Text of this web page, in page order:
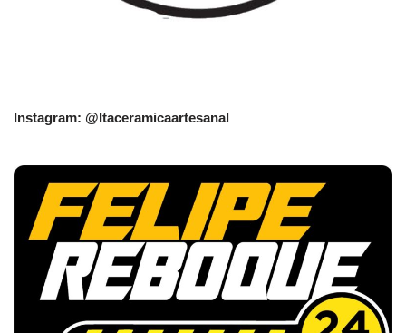
Instagram: @Itaceramicaartesanal